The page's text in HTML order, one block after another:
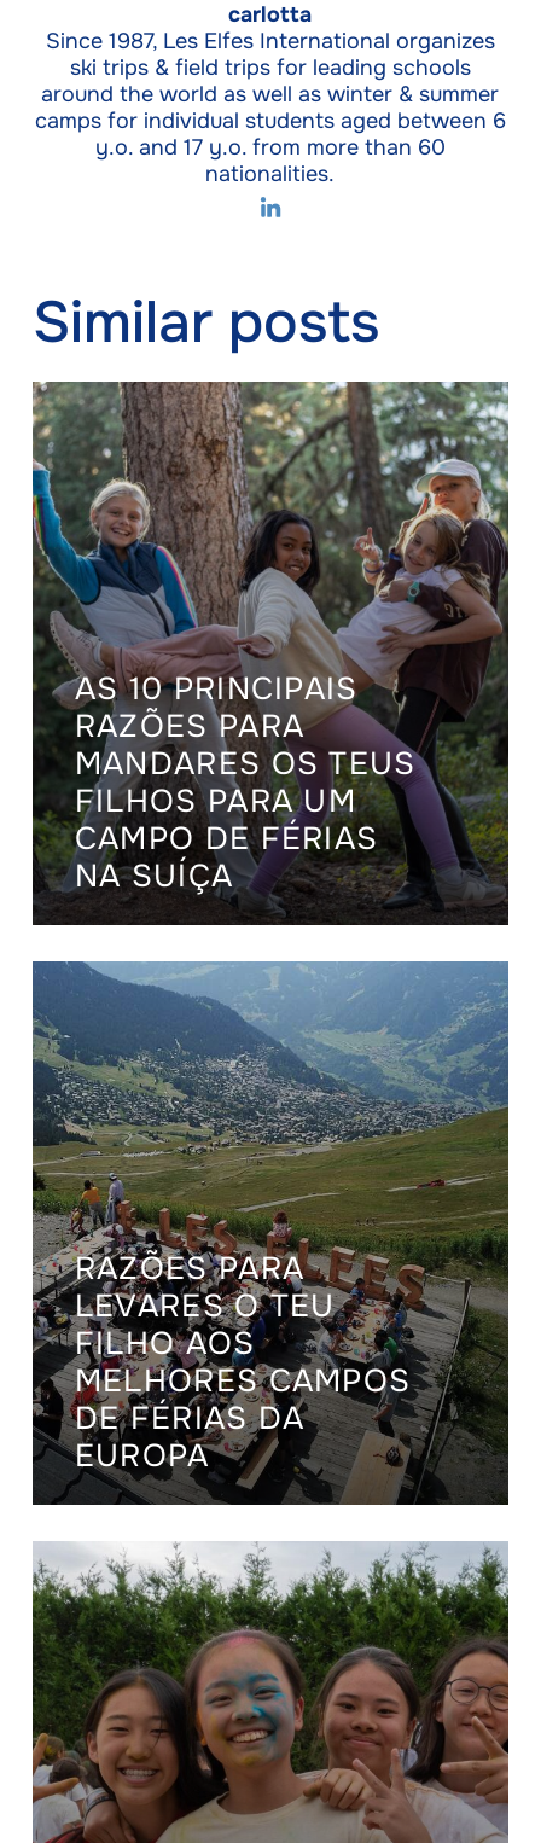
carlotta
Since 1987, Les Elfes International organizes
ski trips & field trips for leading schools
around the world as well as winter & summer
camps for individual students aged between 6
y.o. and 17 y.o. from more than 60
nationalities.
Similar posts
AS 10 PRINCIPAIS
RAZÕES PARA
MANDARES OS TEUS
FILHOS PARA UM
CAMPO DE FÉRIAS
NA SUÍÇA
RAZÕES PARA
LEVARES O TEU
FILHO AOS
MELHORES CAMPOS
DE FÉRIAS DA
EUROPA